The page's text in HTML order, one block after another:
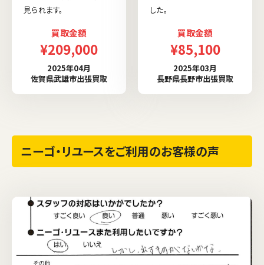
見られます。
買取金額
¥209,000
2025年04月
佐賀県武雄市出張買取
した。
買取金額
¥85,100
2025年03月
長野県長野市出張買取
ニーゴ・リユースをご利用のお客様の声